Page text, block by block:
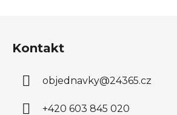
Kontakt
objednavky@24365.cz
+420 603 845 020